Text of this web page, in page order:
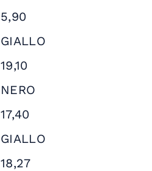
5,90
GIALLO
19,10
NERO
17,40
GIALLO
18,27